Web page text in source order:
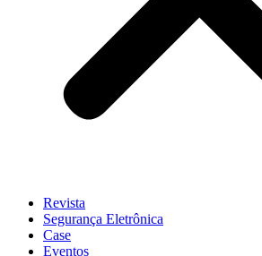
Revista
Segurança Eletrônica
Case
Eventos